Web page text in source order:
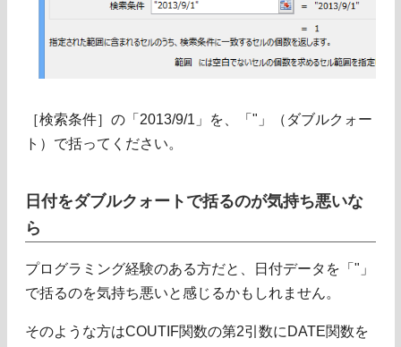
［検索条件］の「2013/9/1」を、「"」（ダブルクォー
ト）で括ってください。
日付をダブルクォートで括るのが気持ち悪いな
ら
プログラミング経験のある方だと、日付データを「"」
で括るのを気持ち悪いと感じるかもしれません。
そのような方はCOUTIF関数の第2引数にDATE関数を